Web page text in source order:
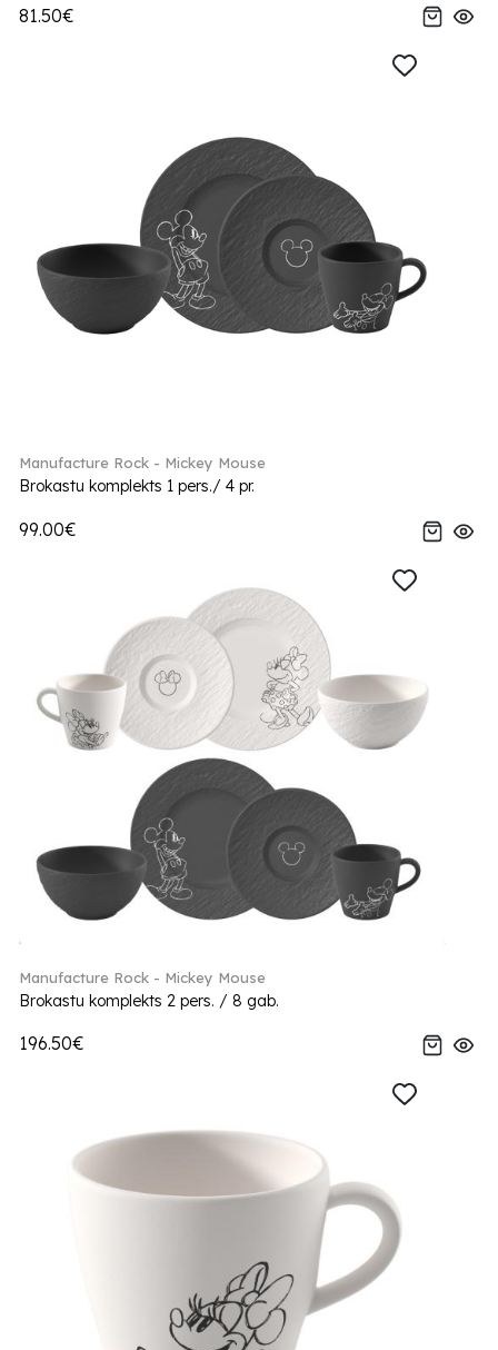
81.50€
Manufacture Rock - Mickey Mouse
Brokastu komplekts 1 pers./ 4 pr.
99.00€
Manufacture Rock - Mickey Mouse
Brokastu komplekts 2 pers. / 8 gab.
196.50€